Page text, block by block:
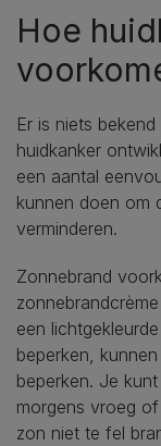
Hoe
Er is niets
huidkanker
een aantal
kunnen doen om
verminderen.
Zonnebrand
een
beperken,
beperken. Je
morgens vroeg
zon niet te fel